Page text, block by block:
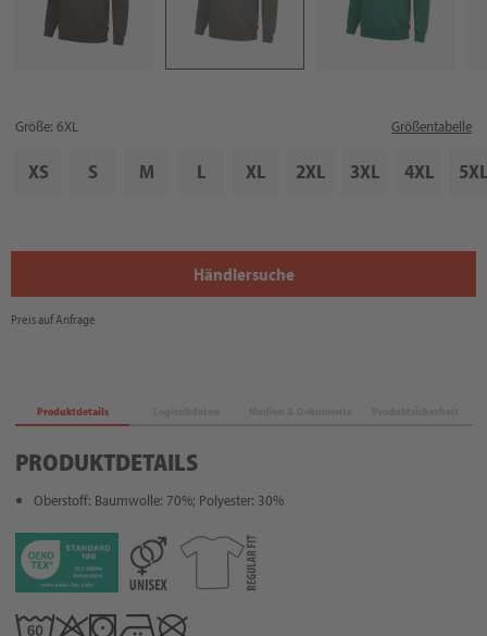
Größe: 6XL Größentabelle
XS S M L XL 2XL 3XL 4XL 5XL
Händlersuche
Preis auf Anfrage
Produktdetails
PRODUKTDETAILS
Oberstoff: Baumwolle: 70%; Polyester: 30%